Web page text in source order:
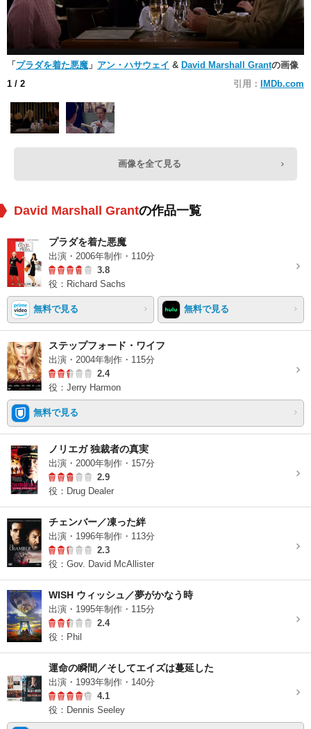
「 プラダを着た悪魔」 アン・ハサウェイ & David Marshall Grantの画像
1 / 2 引用： IMDb.com
画像を全て見る
David Marshall Grantの作品一覧
プラダを着た悪魔
出演・2006年制作・110分
3.8
役：Richard Sachs
無料で見る 無料で見る
ステップフォード・ワイフ
出演・2004年制作・115分
2.4
役：Jerry Harmon
無料で見る
ノリエガ 独裁者の真実
出演・2000年制作・157分
2.9
役：Drug Dealer
チェンバー／凍った絆
出演・1996年制作・113分
2.3
役：Gov. David McAllister
WISH ウィッシュ／夢がかなう時
出演・1995年制作・115分
2.4
役：Phil
運命の瞬間／そしてエイズは蔓延した
出演・1993年制作・140分
4.1
役：Dennis Seeley